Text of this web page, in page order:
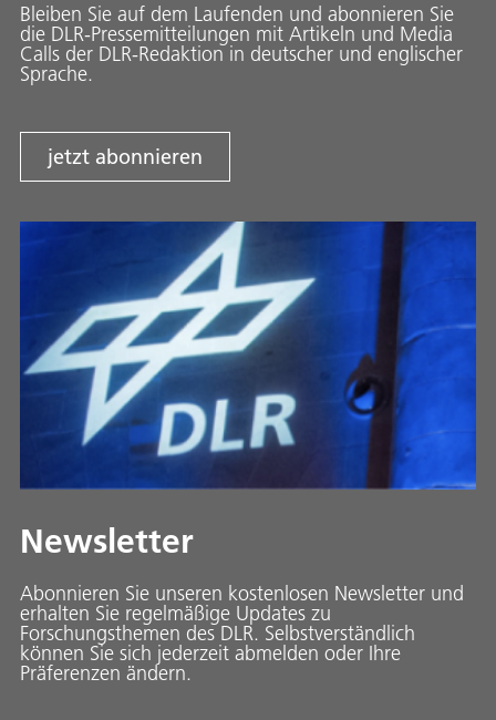
Bleiben Sie auf dem Laufenden und abonnieren Sie
die DLR-Pressemitteilungen mit Artikeln und Media
Calls der DLR-Redaktion in deutscher und englischer
Sprache.
jetzt abonnieren
Newsletter
Abonnieren Sie unseren kostenlosen Newsletter und
erhalten Sie regelmäßige Updates zu
Forschungsthemen des DLR. Selbstverständlich
können Sie sich jederzeit abmelden oder Ihre
Präferenzen ändern.